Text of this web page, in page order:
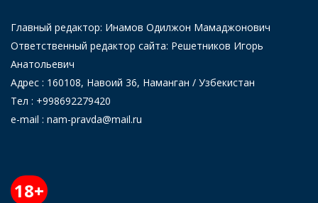
Главный редактор: Инамов Одилжон Мамаджонович
Ответственный редактор сайта: Решетников Игорь
Анатольевич
Адрес : 160108, Навоий 36, Наманган / Узбекистан
Тел : +998692279420
e-mail : nam-pravda@mail.ru
18+